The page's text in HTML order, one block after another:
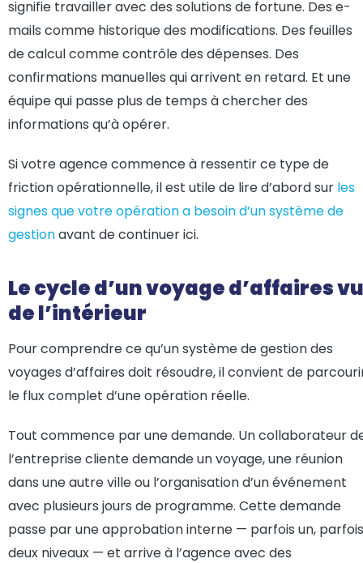
signifie travailler avec des solutions de fortune. Des e-
mails comme historique des modifications. Des feuilles
de calcul comme contrôle des dépenses. Des
confirmations manuelles qui arrivent en retard. Et une
équipe qui passe plus de temps à chercher des
informations qu’à opérer.
Si votre agence commence à ressentir ce type de
friction opérationnelle, il est utile de lire d’abord sur les
signes que votre opération a besoin d’un système de
gestionavant de continuer ici.
Le cycle d’un voyage d’affaires vu
de l’intérieur
Pour comprendre ce qu’un système de gestion des
voyages d’affaires doit résoudre, il convient de
le flux complet d’une opération réelle.
Tout commence par une demande. Un collaborateur
l’entreprise cliente demande un voyage, une réunion
dans une autre ville ou l’organisation d’un événement
avec plusieurs jours de programme. Cette demande
passe par une approbation interne — parfois un, parfois
deux niveaux — et arrive à l’agence avec des